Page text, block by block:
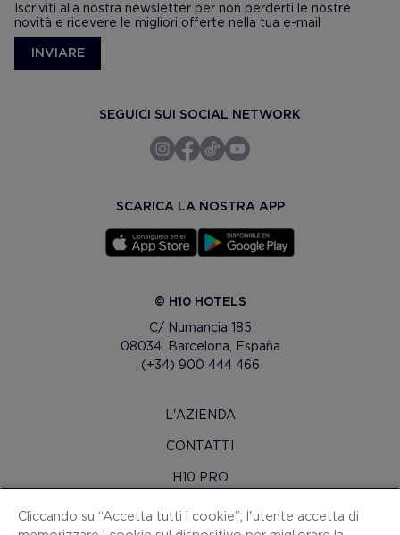
Iscriviti alla nostra newsletter per non perderti le nostre
novità e ricevere le migliori offerte nella tua e-mail
INVIARE
SEGUICI SUI SOCIAL NETWORK
SCARICA LA NOSTRA APP
© H10 HOTELS
C/ Numancia 185
08034. Barcelona, España
(+34) 900 444 466
L'AZIENDA
CONTATTI
H10 PRO
SALA STAMPA
Cliccando su “Accetta tutti i cookie”, l'utente accetta di